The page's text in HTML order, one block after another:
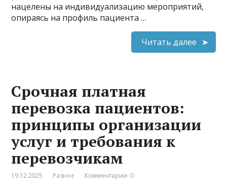
нацелены на индивидуализацию мероприятий,
опираясь на профиль пациента …
Читать далее
Срочная платная
перевозка пациентов:
принципы организации
услуг и требования к
перевозчикам
19.12.2025 Разное Комментарии: 0